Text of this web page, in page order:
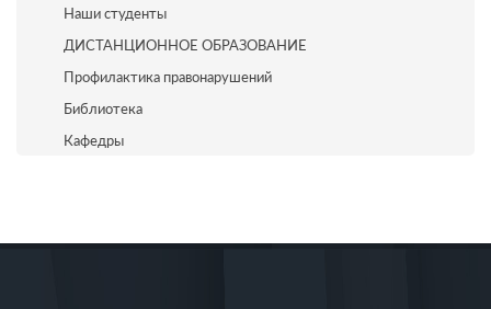
Наши студенты
ДИСТАНЦИОННОЕ ОБРАЗОВАНИЕ
Профилактика правонарушений
Библиотека
Кафедры